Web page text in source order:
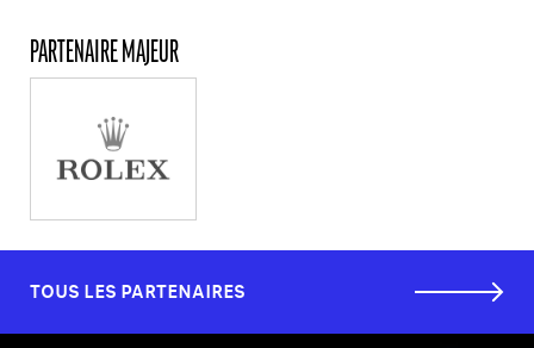
PARTENAIRE MAJEUR
TOUS LES PARTENAIRES